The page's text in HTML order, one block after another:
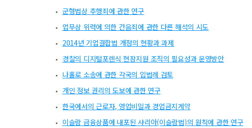
군형법상 추행죄에 관한 연구
업무상 위력에 의한 간음죄에 관한 다른 해석의 시도
2014년 기업결합법 개정의 현황과 과제
경찰의 디지털포렌식 현장지원 조직의 필요성과 운영방안
나홀로 소송에 관한 각국의 입법례 검토
개인 정보 권리의 도보에 관한 연구
한국에서의 근로자, 영업비밀과 경업금지계약
이슬람 금융상품에 내포된 샤리아(이슬람법)의 원칙에 관한 연구